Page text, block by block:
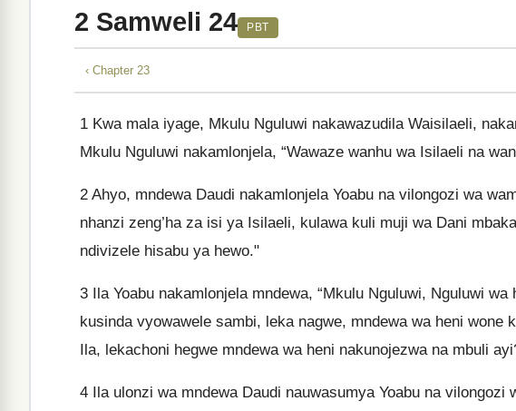
2 Samweli 24 PBT
‹ Chapter 23
1 Kwa mala iyage, Mkulu Nguluwi nakawazudila Waisilaeli,
Mkulu Nguluwi nakamlonjela, “Wawaze wanhu wa Isilaeli na
2 Ahyo, mndewa Daudi nakamlonjela Yoabu na vilongozi wa
nhanzi zeng’ha za isi ya Isilaeli, kulawa kuli muji wa Dani
ndivizele hisabu ya hewo."
3 Ila Yoabu nakamlonjela mndewa, “Mkulu Nguluwi, Nguluwi
kusinda vyowawele sambi, leka nagwe, mndewa wa heni wone
Ila, lekachoni hegwe mndewa wa heni nakunojezwa na mbuli
4 Ila ulonzi wa mndewa Daudi nauwasumya Yoabu na vilongozi